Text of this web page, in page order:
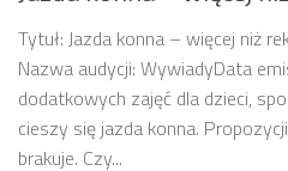
Tytuł: Jazda konna – więcej niż
Nazwa audycji: WywiadyData
dodatkowych zajęć dla dzieci,
cieszy się jazda konna.
brakuje. Czy...